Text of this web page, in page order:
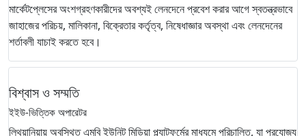
মার্কেটপ্লেসের অংশগ্রহণকারীদের অবশ্যই লেনদেনে প্রবেশ করার আগে স্বতন্ত্রভাবে
জাহাজের পরিচয়, মালিকানা, বিক্রেতার কর্তৃত্ব, নিষেধাজ্ঞার অবস্থা এবং লেনদেনের
শর্তাবলী যাচাই করতে হবে।
বিশ্বাস ও সম্মতি
ইইউ-ভিত্তিক অপারেটর
লিথুয়ানিয়ায় অবস্থিত এমবি ইউনিট মিডিয়া প্ল্যাটফর্মের মাধ্যমে পরিচালিত, যা প্রযোজ্য